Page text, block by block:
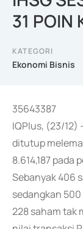
31 POIN
KATEGORI
Ekonomi Bisnis
35643387
IQPlus, (23/12)
ditutup
8.614,187 pada
Sebanyak 406
sedangkan
228 saham tak